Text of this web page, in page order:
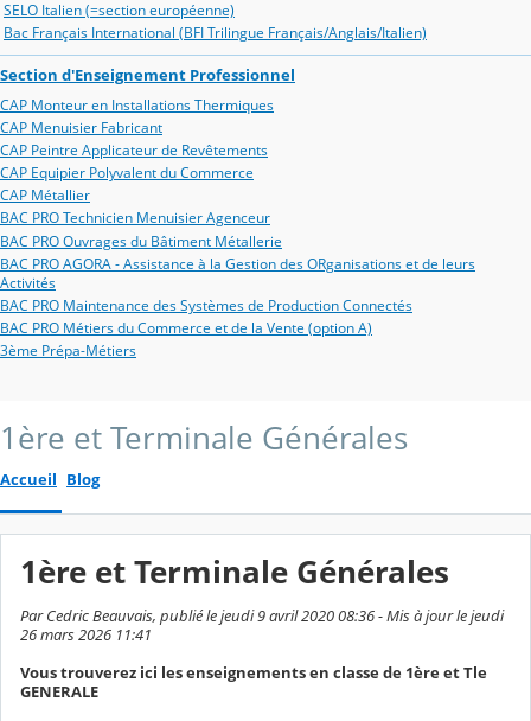
SELO Italien (=section européenne)
Bac Français International (BFI Trilingue Français/Anglais/Italien)
Section d'Enseignement Professionnel
CAP Monteur en Installations Thermiques
CAP Menuisier Fabricant
CAP Peintre Applicateur de Revêtements
CAP Equipier Polyvalent du Commerce
CAP Métallier
BAC PRO Technicien Menuisier Agenceur
BAC PRO Ouvrages du Bâtiment Métallerie
BAC PRO AGORA - Assistance à la Gestion des ORganisations et de leurs
Activités
BAC PRO Maintenance des Systèmes de Production Connectés
BAC PRO Métiers du Commerce et de la Vente (option A)
3ème Prépa-Métiers
1ère et Terminale Générales
Accueil Blog
1ère et Terminale Générales
Par Cedric Beauvais, publié le jeudi 9 avril 2020 08:36 - Mis à jour le jeudi
26 mars 2026 11:41
Vous trouverez ici les enseignements en classe de 1ère et Tle
GENERALE